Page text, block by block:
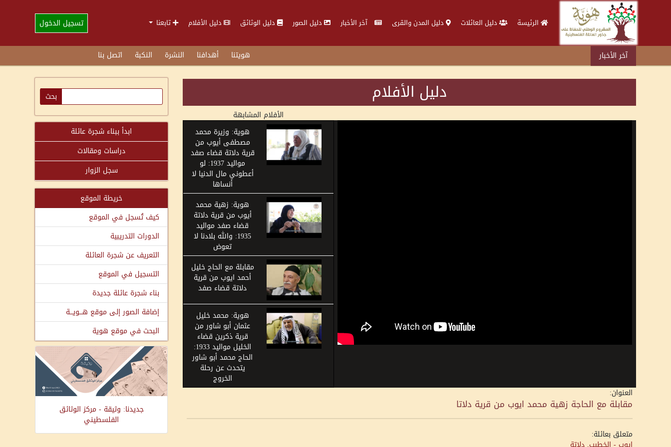
الرئيسة دليل العائلات دليل المدن والقرى آخر الأخبار دليل الصور دليل الوثائق دليل الأفلام تابعنا تسجيل الدخول
آخر الأخبار هويتنا أهدافنا النشرة النكبة اتصل بنا
دليل الأفلام
الأفلام المشابهة
هوية: وزيرة محمد
مصطفى أيوب من
قرية دلاتة قضاء صفد
مواليد 1937: لو
أعطوني مال الدنيا لا
أنساها
هوية: زهية محمد
أيوب من قرية دلاتة
قضاء صفد مواليد
1935: والله بلادنا لا
تعوض
مقابلة مع الحاج خليل
أحمد ايوب من قرية
دلاتة قضاء صفد
هوية: محمد خليل
عثمان أبو شاور من
قرية ذكرين قضاء
الخليل مواليد 1933:
الحاج محمد أبو شاور
يتحدث عن رحلة
الخروج
العنوان:
مقابلة مع الحاجة زهية محمد ايوب من قرية دلاتا
متعلق بعائلة:
ابدأ ببناء شجرة عائلة
دراسات ومقالات
سجل الزوار
خريطة الموقع
كيف تُسجل في الموقع
الدورات التدريبية
التعريف عن شجرة العائلة
التسجيل في الموقع
بناء شجرة عائلة جديدة
إضافة الصور إلى موقع هـــويـــة
البحث في موقع هوية
جديدنا: وثيقة - مركز الوثائق
الفلسطيني